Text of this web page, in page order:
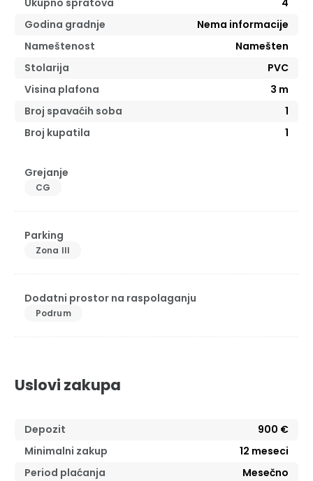
Godina gradnje
Nema informacije
Nameštenost
Namešten
Stolarija
PVC
Visina plafona
3 m
Broj spavaćih soba
1
Broj kupatila
1
Grejanje
CG
Parking
Zona III
Dodatni prostor na raspolaganju
Podrum
Uslovi zakupa
Depozit
900 €
Minimalni zakup
12 meseci
Period plaćanja
Mesečno